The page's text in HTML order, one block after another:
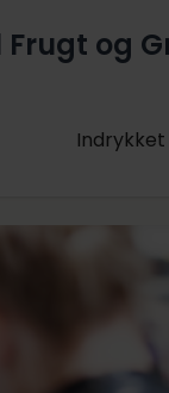
og
Indrykket